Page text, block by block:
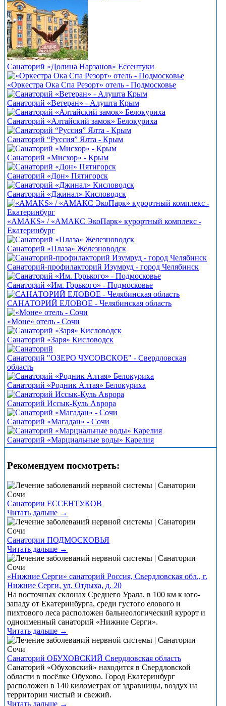
Санаторий «Долина Нарзанов» Ессентуки
«Оркестра Ока Спа Резорт» отель - Подмосковье
Санаторий «Ветеран» - Алушта Крым
Санаторий «Алтайский замок» Белокуриха
Санаторий “Руссия” Ялта - Крым
Санаторий «Мисхор» - Крым
Санаторий «Дон» Пятигорск
Санаторий «Джинал» Кисловодск
«AMAKS» / «АМАКС ЭкоПарк» курортный комплекс -
Екатеринбург
Санаторий «Плаза» Железноводск
Санаторий-профилакторий Изумруд - город Челябинск
Санаторий «Им. Горького» - Подмосковье
САНАТОРИЙ ЕЛОВОЕ - Челябинская область
«Моне» отель - Сочи
Санаторий «Заря» Кисловодск
Санаторий "ОЗЕРО ЧУСОВСКОЕ" - Свердловская
область
Санаторий «Родник Алтая» Белокуриха
Санаторий Иссык-Куль Аврора
Санаторий «Магадан» - Сочи
Санаторий «Марциальные воды» Карелия
Рекомендуем посмотреть:
Санатории ЕССЕНТУКОВ
Читать дальше →
Санатории ПОДМОСКОВЬЯ
Читать дальше →
«Нижние Серги» санаторий Россия, Свердловская обл., г.
Нижние Серги, ул. Отдыха, д. 20
На восточных склонах Среднего Урала, в 100 км к юго-
западу от Екатеринбурга, среди густого елового и
пихтового леса расположен бальнеологический курорт и
одноименный санаторий «Нижние Серги».
Читать дальше →
Санаторий ОБУХОВСКИЙ Свердловская область
Санаторий «Обуховский» находится в Свердловской
области в посёлке Обухово. Город Екатеринбург
расположен в 140 километрах от здравницы, воздух на
территории чистый и свежий.
Читать дальше →